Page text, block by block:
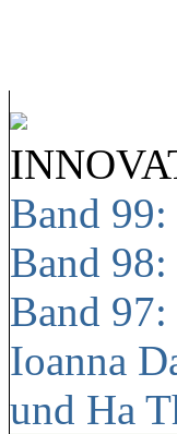
Band
Band
Band 97:
Ioanna
und Ha